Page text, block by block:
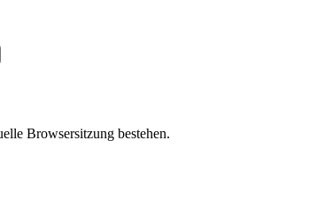
Browsersitzung bestehen.